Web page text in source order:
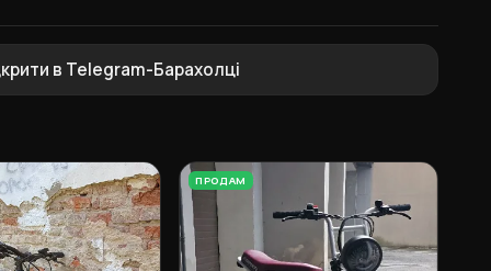
в Telegram-Барахолці
ПРОДАМ